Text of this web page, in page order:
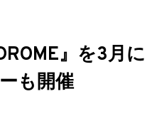
』を3月に
も開催